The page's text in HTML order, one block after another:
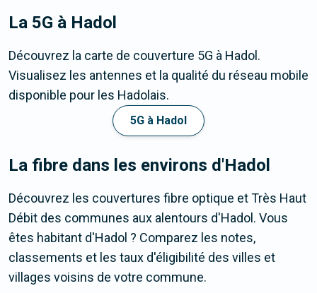
La 5G à Hadol
Découvrez la carte de couverture 5G à Hadol.
Visualisez les antennes et la qualité du réseau mobile
disponible pour les Hadolais.
5G à Hadol
La fibre dans les environs d'Hadol
Découvrez les couvertures fibre optique et Très Haut
Débit des communes aux alentours d'Hadol. Vous
êtes habitant d'Hadol ? Comparez les notes,
classements et les taux d'éligibilité des villes et
villages voisins de votre commune.